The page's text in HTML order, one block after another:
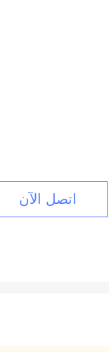
اتصل الآن